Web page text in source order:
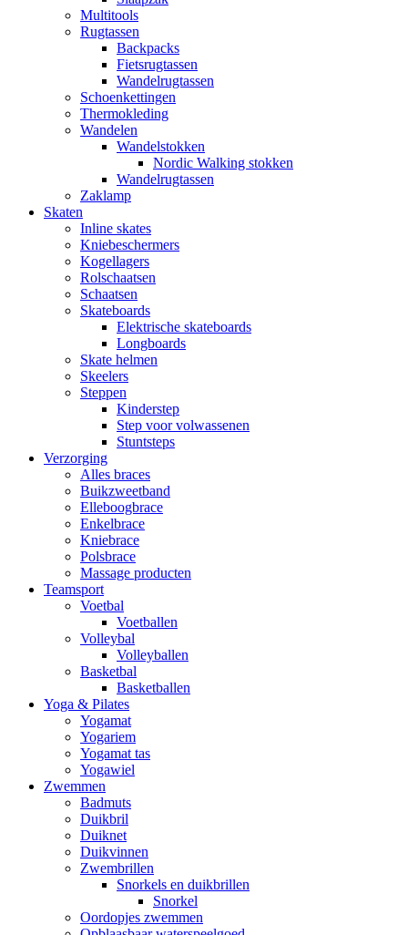
Multitools
Rugtassen
Backpacks
Fietsrugtassen
Wandelrugtassen
Schoenkettingen
Thermokleding
Wandelen
Wandelstokken
Nordic Walking stokken
Wandelrugtassen
Zaklamp
Skaten
Inline skates
Kniebeschermers
Kogellagers
Rolschaatsen
Schaatsen
Skateboards
Elektrische skateboards
Longboards
Skate helmen
Skeelers
Steppen
Kinderstep
Step voor volwassenen
Stuntsteps
Verzorging
Alles braces
Buikzweetband
Elleboogbrace
Enkelbrace
Kniebrace
Polsbrace
Massage producten
Teamsport
Voetbal
Voetballen
Volleybal
Volleyballen
Basketbal
Basketballen
Yoga & Pilates
Yogamat
Yogariem
Yogamat tas
Yogawiel
Zwemmen
Badmuts
Duikbril
Duiknet
Duikvinnen
Zwembrillen
Snorkels en duikbrillen
Snorkel
Oordopjes zwemmen